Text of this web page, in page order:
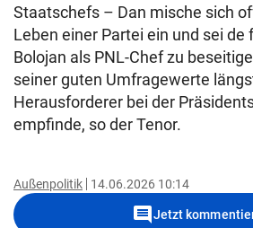
Staatschefs – Dan mische sich
Leben einer Partei ein und sei de
Bolojan als PNL-Chef zu
seiner guten Umfragewerte
Herausforderer bei der
empfinde, so der Tenor.
Außenpolitik 14.06.2026 10:14
commentJetzt